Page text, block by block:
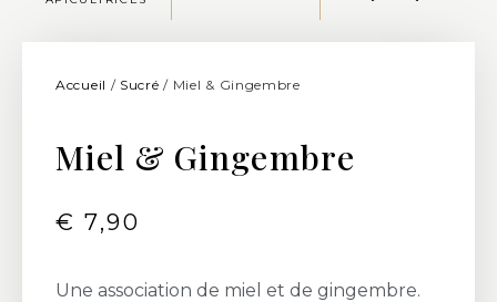
Accueil / Sucré / Miel & Gingembre
Miel & Gingembre
€ 7,90
Une association de miel et de gingembre.